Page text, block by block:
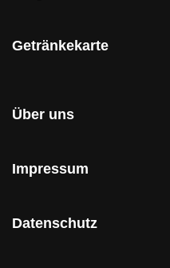
Getränkekarte
Über uns
Impressum
Datenschutz